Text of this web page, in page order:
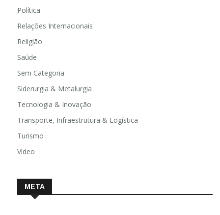
Política
Relações Internacionais
Religião
Saúde
Sem Categoria
Siderurgia & Metalurgia
Tecnologia & Inovação
Transporte, Infraestrutura & Logística
Turismo
Vídeo
META